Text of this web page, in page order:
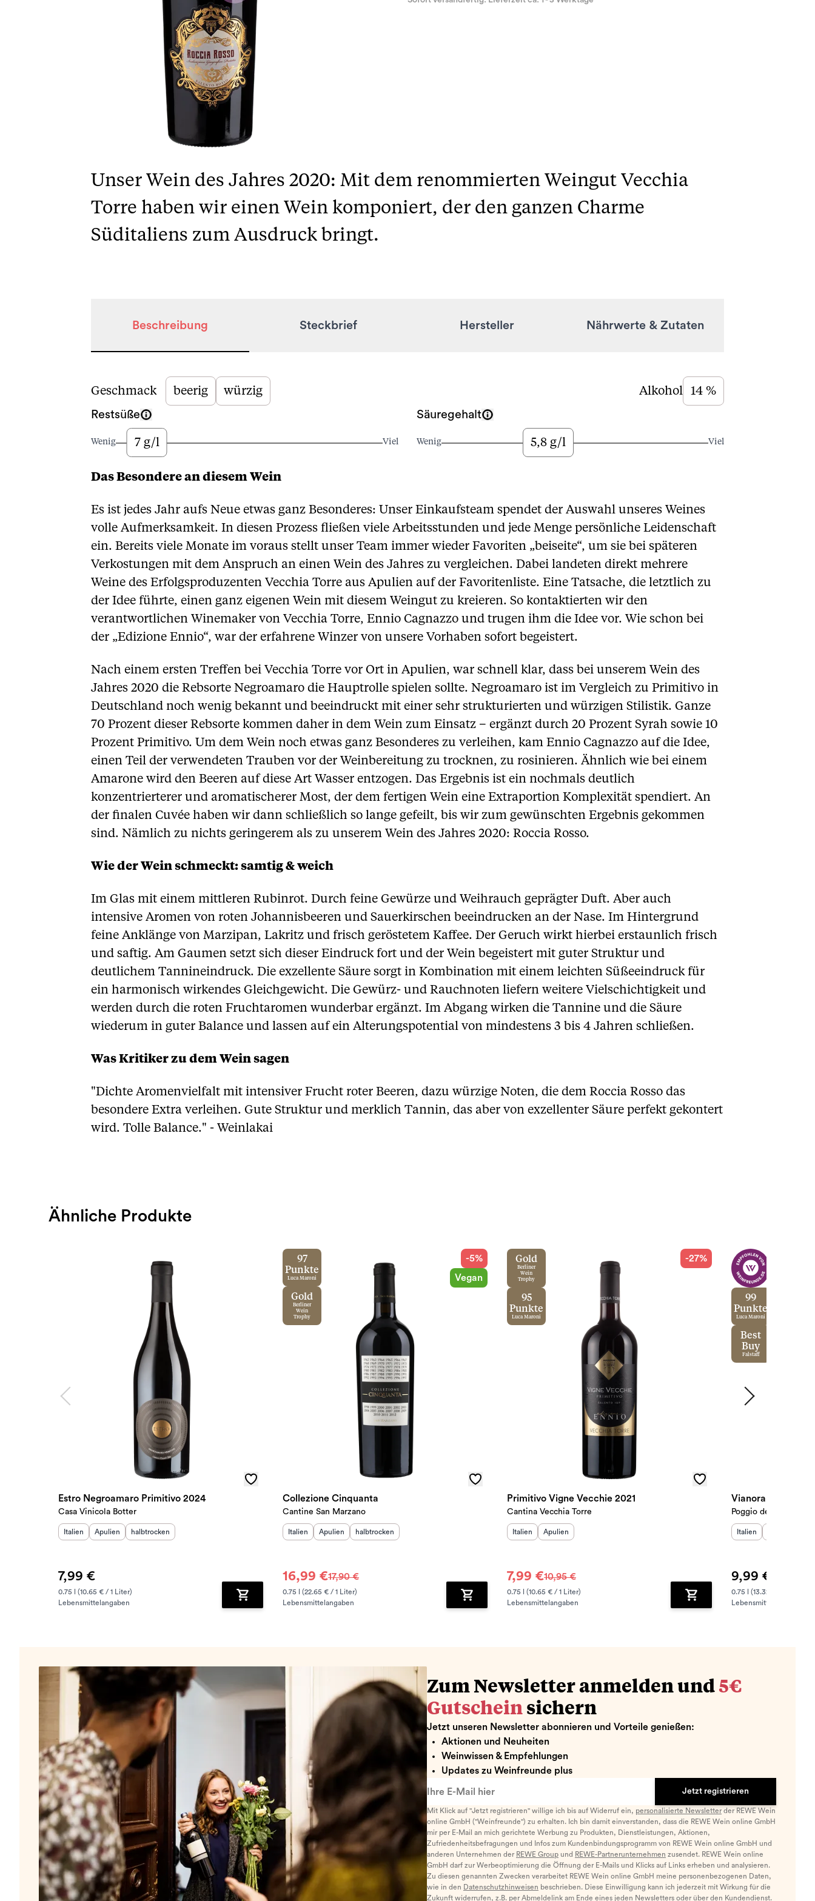
Unser Wein des Jahres 2020: Mit dem renommierten Weingut Vecchia
Torre haben wir einen Wein komponiert, der den ganzen Charme
Süditaliens zum Ausdruck bringt.
Beschreibung Steckbrief Hersteller Nährwerte & Zutaten
Beschreibung
Geschmack beerig würzig Alkohol
14 %
Restsüße
Wenig 7 g/l Viel
Säuregehalt
Wenig 5,8 g/l Viel
Das Besondere an diesem Wein
Es ist jedes Jahr aufs Neue etwas ganz Besonderes: Unser Einkaufsteam spendet der Auswahl unseres Weines
volle Aufmerksamkeit. In diesen Prozess fließen viele Arbeitsstunden und jede Menge persönliche Leidenschaft
ein. Bereits viele Monate im voraus stellt unser Team immer wieder Favoriten „beiseite“, um sie bei späteren
Verkostungen mit dem Anspruch an einen Wein des Jahres zu vergleichen. Dabei landeten direkt mehrere
Weine des Erfolgsproduzenten Vecchia Torre aus Apulien auf der Favoritenliste. Eine Tatsache, die letztlich zu
der Idee führte, einen ganz eigenen Wein mit diesem Weingut zu kreieren. So kontaktierten wir den
verantwortlichen Winemaker von Vecchia Torre, Ennio Cagnazzo und trugen ihm die Idee vor. Wie schon bei
der „Edizione Ennio“, war der erfahrene Winzer von unsere Vorhaben sofort begeistert.
Nach einem ersten Treffen bei Vecchia Torre vor Ort in Apulien, war schnell klar, dass bei unserem Wein des
Jahres 2020 die Rebsorte Negroamaro die Hauptrolle spielen sollte. Negroamaro ist im Vergleich zu Primitivo in
Deutschland noch wenig bekannt und beeindruckt mit einer sehr strukturierten und würzigen Stilistik. Ganze
70 Prozent dieser Rebsorte kommen daher in dem Wein zum Einsatz – ergänzt durch 20 Prozent Syrah sowie 10
Prozent Primitivo. Um dem Wein noch etwas ganz Besonderes zu verleihen, kam Ennio Cagnazzo auf die Idee,
einen Teil der verwendeten Trauben vor der Weinbereitung zu trocknen, zu rosinieren. Ähnlich wie bei einem
Amarone wird den Beeren auf diese Art Wasser entzogen. Das Ergebnis ist ein nochmals deutlich
konzentrierterer und aromatischerer Most, der dem fertigen Wein eine Extraportion Komplexität spendiert. An
der finalen Cuvée haben wir dann schließlich so lange gefeilt, bis wir zum gewünschten Ergebnis gekommen
sind. Nämlich zu nichts geringerem als zu unserem Wein des Jahres 2020: Roccia Rosso.
Wie der Wein schmeckt: samtig & weich
Im Glas mit einem mittleren Rubinrot. Durch feine Gewürze und Weihrauch geprägter Duft. Aber auch
intensive Aromen von roten Johannisbeeren und Sauerkirschen beeindrucken an der Nase. Im Hintergrund
feine Anklänge von Marzipan, Lakritz und frisch geröstetem Kaffee. Der Geruch wirkt hierbei erstaunlich frisch
und saftig. Am Gaumen setzt sich dieser Eindruck fort und der Wein begeistert mit guter Struktur und
deutlichem Tannineindruck. Die exzellente Säure sorgt in Kombination mit einem leichten Süßeeindruck für
ein harmonisch wirkendes Gleichgewicht. Die Gewürz- und Rauchnoten liefern weitere Vielschichtigkeit und
werden durch die roten Fruchtaromen wunderbar ergänzt. Im Abgang wirken die Tannine und die Säure
wiederum in guter Balance und lassen auf ein Alterungspotential von mindestens 3 bis 4 Jahren schließen.
Was Kritiker zu dem Wein sagen
"Dichte Aromenvielfalt mit intensiver Frucht roter Beeren, dazu würzige Noten, die dem Roccia Rosso das
besondere Extra verleihen. Gute Struktur und merklich Tannin, das aber von exzellenter Säure perfekt gekontert
wird. Tolle Balance." - Weinlakai
Ähnliche Produkte
Estro Negroamaro Primitivo 2024
Casa Vinicola Botter
Herkunftsland:
Italien Herkunftsregion:
Apulien Geschmack:
halbtrocken
7,99 €
0.75 l (10.65 € / 1 Liter)
Lebensmittelangaben
Zum Warenkorb hinzufügen
97
Punkte
Luca Maroni
Gold
Berliner
Wein
Trophy
-5%
Vegan
Collezione Cinquanta
Cantine San Marzano
Herkunftsland:
Italien Herkunftsregion:
Apulien Geschmack:
halbtrocken
16,99 €17,90 €
0.75 l (22.65 € / 1 Liter)
Lebensmittelangaben
Zum Warenkorb hinzufügen
Gold
Berliner
Wein
Trophy
95
Punkte
Luca Maroni
-27%
Primitivo Vigne Vecchie 2021
Cantina Vecchia Torre
Herkunftsland:
Italien Herkunftsregion
Apulien
7,99 €10,95 €
0.75 l (10.65 € / 1 Liter)
Lebensmittelangaben
Zum Warenkorb hinzufügen
99
Punkte
Luca Maroni
Best
Buy
Falstaff
Vianora Primitivo
Poggio della Pace
Herkunftsland
Italien
9,99 €
0.75 l (13.32 € / 1 Liter)
Lebensmittelangaben
Zum Newsletter anmelden und 5€
Gutschein sichern
Jetzt unseren Newsletter abonnieren und Vorteile genießen:
Aktionen und Neuheiten
Weinwissen & Empfehlungen
Updates zu Weinfreunde plus
Jetzt registrieren
Mit Klick auf "Jetzt registrieren" willige ich bis auf Widerruf ein, personalisierte Newsletterder REWE Wein
online GmbH ("Weinfreunde") zu erhalten. Ich bin damit einverstanden, dass die REWE Wein online GmbH
mir per E-Mail an mich gerichtete Werbung zu Produkten, Dienstleistungen, Aktionen,
Zufriedenheitsbefragungen und Infos zum Kundenbindungsprogramm von REWE Wein online GmbH und
anderen Unternehmen der REWE Group und REWE-Partnerunternehmen zusendet. REWE Wein online
GmbH darf zur Werbeoptimierung die Öffnung der E-Mails und Klicks auf Links erheben und analysieren.
Zu diesen genannten Zwecken verarbeitet REWE Wein online GmbH meine personenbezogenen Daten,
wie in den Datenschutzhinweisen beschrieben. Diese Einwilligung kann ich jederzeit mit Wirkung für die
Zukunft widerrufen, z.B. per Abmeldelink am Ende eines jeden Newsletters oder über den Kundendienst.